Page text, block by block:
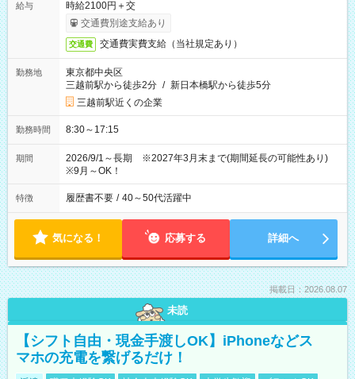
給与
時給2100円＋交
交通費別途支給あり
交通費 交通費実費支給（当社規定あり）
勤務地
東京都中央区
三越前駅から徒歩2分 / 新日本橋駅から徒歩5分
三越前駅近くの企業
勤務時間 8:30～17:15
期間
2026/9/1～長期 ※2027年3月末まで(期間延長の可能性あり)
※9月～OK！
特徴 履歴書不要 / 40～50代活躍中
気になる！ 応募する 詳細へ
掲載日：2026.08.07
未読
【シフト自由・現金手渡しOK】iPhoneなどス
マホの充電を繋げるだけ！